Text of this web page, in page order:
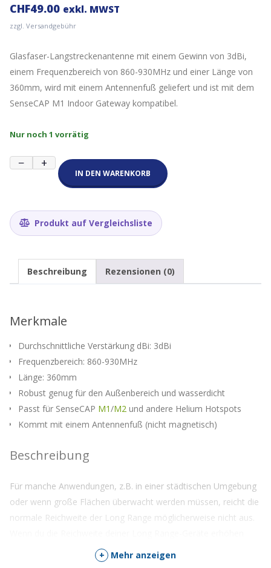
CHF49.00 exkl. MWST
zzgl. Versandgebühr
Glasfaser-Langstreckenantenne mit einem Gewinn von 3dBi,
einem Frequenzbereich von 860-930MHz und einer Länge von
360mm, wird mit einem Antennenfuß geliefert und ist mit dem
SenseCAP M1 Indoor Gateway kompatibel.
Nur noch 1 vorrätig
−
3dBi
Fiberglas-
Antennenkit
N-
Type;
Menge
+
IN DEN WARENKORB
Produkt auf Vergleichsliste
Beschreibung Rezensionen (0)
Merkmale
Durchschnittliche Verstärkung dBi: 3dBi
Frequenzbereich: 860-930MHz
Länge: 360mm
Robust genug für den Außenbereich und wasserdicht
Passt für SenseCAP M1/M2 und andere Helium Hotspots
Kommt mit einem Antennenfuß (nicht magnetisch)
Beschreibung
Für manche Anwendungen, z.B. in einer städtischen Umgebung
oder wenn große Flächen überwacht werden müssen, reicht die
normale Reichweite der Long Range möglicherweise nicht aus.
musst, dann ist diese Long Range-Glasfaserantenne für den
Außenbereich die ideale Ergänzung für dein Long Range-
+ Mehr anzeigen